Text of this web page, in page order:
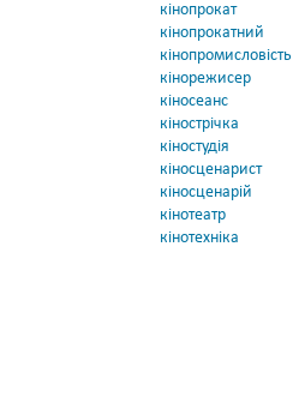
кінопрокат
кінопрокатний
кінопромисловість
кінорежисер
кіносеанс
кінострічка
кіностудія
кіносценарист
кіносценарій
кінотеатр
кінотехніка